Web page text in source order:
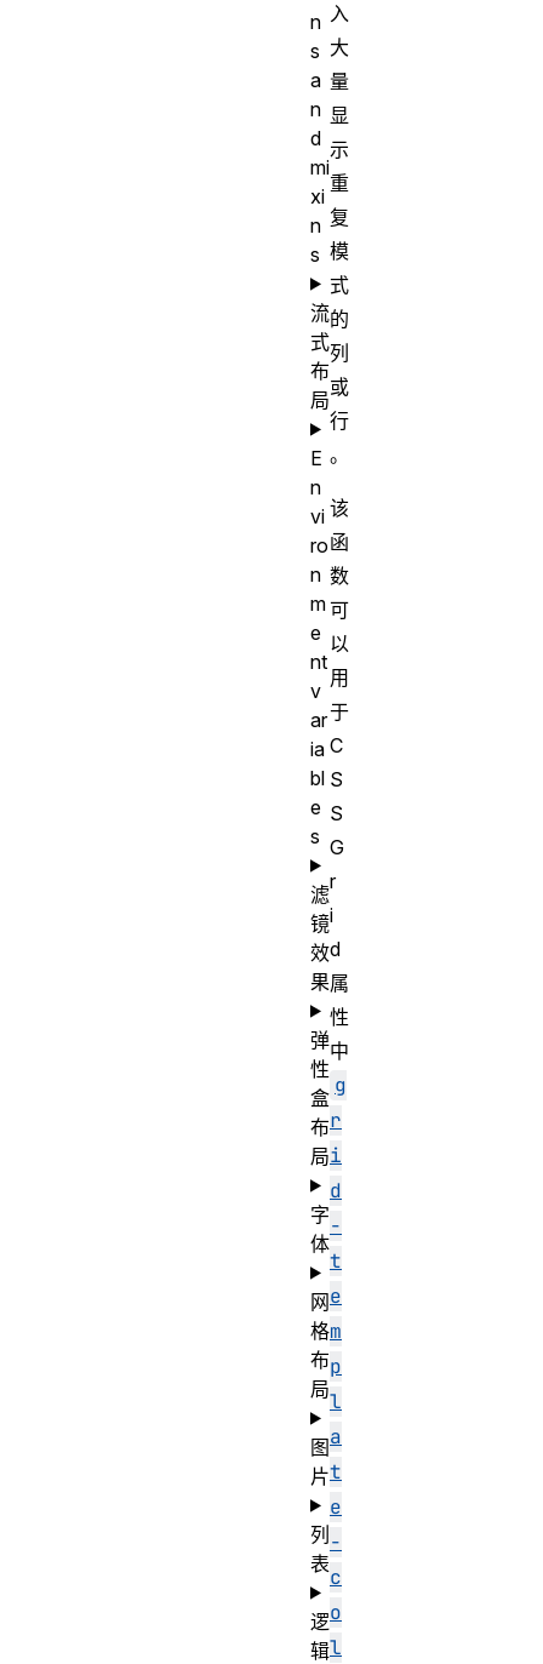
入
大
量
显
示
重
复
模
式
的
列
或
行
。
该
函
数
可
以
用
于
C
S
S
G
r
i
d
属
性
中
g
r
i
d
-
t
e
m
p
l
a
t
e
-
c
o
l
n
s
a
n
d
mi
xi
n
s
流
式
布
局
E
n
vi
ro
n
m
e
nt
v
ar
ia
bl
e
s
滤
镜
效
果
弹
性
盒
布
局
字
体
网
格
布
局
图
片
列
表
逻
辑